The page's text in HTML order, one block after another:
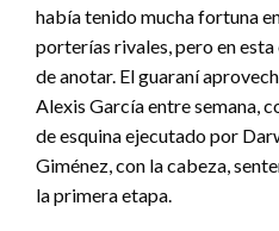
había tenido mucha fortuna
porterías rivales, pero en
de anotar. El guaraní
Alexis García entre semana,
de esquina ejecutado por
Giménez, con la cabeza,
la primera etapa.